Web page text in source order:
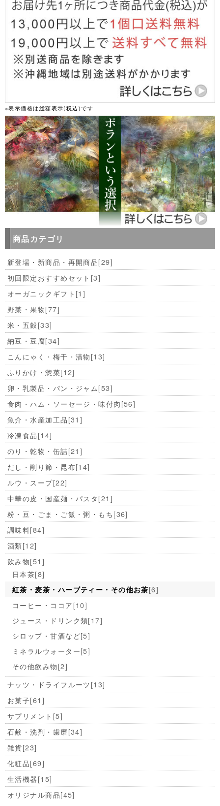
※表示価格は総額表示(税込)です
商品カテゴリ
新登場・新商品・再開商品[29]
初回限定おすすめセット [3]
オーガニックギフト [1]
野菜・果物[77]
米・五穀[33]
納豆・豆腐[34]
こんにゃく・梅干・漬物[13]
ふりかけ・惣菜[12]
卵・乳製品・パン・ジャム[53]
食肉・ハム・ソーセージ・味付肉[56]
魚介・水産加工品[31]
冷凍食品[14]
のり・乾物・缶詰[21]
だし・削り節・昆布[14]
ルウ・スープ[22]
中華の皮・国産麺・パスタ[21]
粉・豆・ごま・ご飯・粥・もち[36]
調味料[84]
酒類[12]
飲み物[51]
日本茶[8]
紅茶・麦茶・ハーブティー・その他お茶[6]
コーヒー・ココア[10]
ジュース・ドリンク類[17]
シロップ・甘酒など[5]
ミネラルウォーター[5]
その他飲み物[2]
ナッツ・ドライフルーツ[13]
お菓子[61]
サプリメント [5]
石鹸・洗剤・歯磨[34]
雑貨[23]
化粧品[69]
生活機器[15]
オリジナル商品[45]